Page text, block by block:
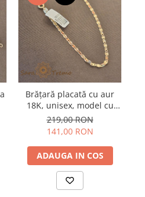
Brățară placată cu aur
18K, unisex, model cu
plăcuțe intercalate 1-cu-
1, 19 cm
219,00 RON
141,00 RON
ADAUGA IN COS